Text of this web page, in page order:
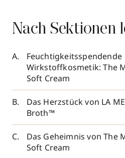
Nach Sektionen
Feuchtigkeitsspendende
Wirkstoffkosmetik: The
Soft Cream
Das Herzstück von LA
Broth™
Das Geheimnis von The
Soft Cream